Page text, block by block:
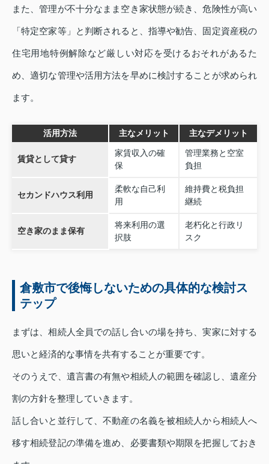
また、管理が不十分なまま空き家状態が続き、危険性が高い
「特定空家等」と判断されると、指導や勧告、固定資産税の
住宅用地特例解除など厳しい対応を受けるおそれがあるた
め、適切な管理や活用方法を早めに検討することが求められ
ます。
活用方法 主なメリット 主なデメリット
賃貸として貸す
家賃収入の確
保
管理業務と空室
負担
セカンドハウス利用
柔軟な自己利
用
維持費と税負担
継続
空き家のまま保有
将来利用の選
択肢
老朽化と行政リ
スク
倉敷市で後悔しないための具体的な検討ス
テップ
まずは、相続人全員での話し合いの場を持ち、実家に対する
思いと経済的な事情を共有することが重要です。
そのうえで、遺言書の有無や相続人の範囲を確認し、遺産分
割の方針を整理していきます。
話し合いと並行して、不動産の名義を被相続人から相続人へ
移す相続登記の準備を進め、必要書類や期限を把握しておき